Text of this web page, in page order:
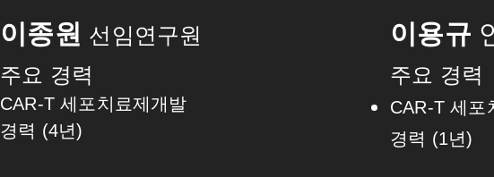
이종원 선임연구원
주요 경력
CAR-T 세포치료제개발
경력 (4년)
이용규
주요 경력
CAR-T 세포
경력 (1년)